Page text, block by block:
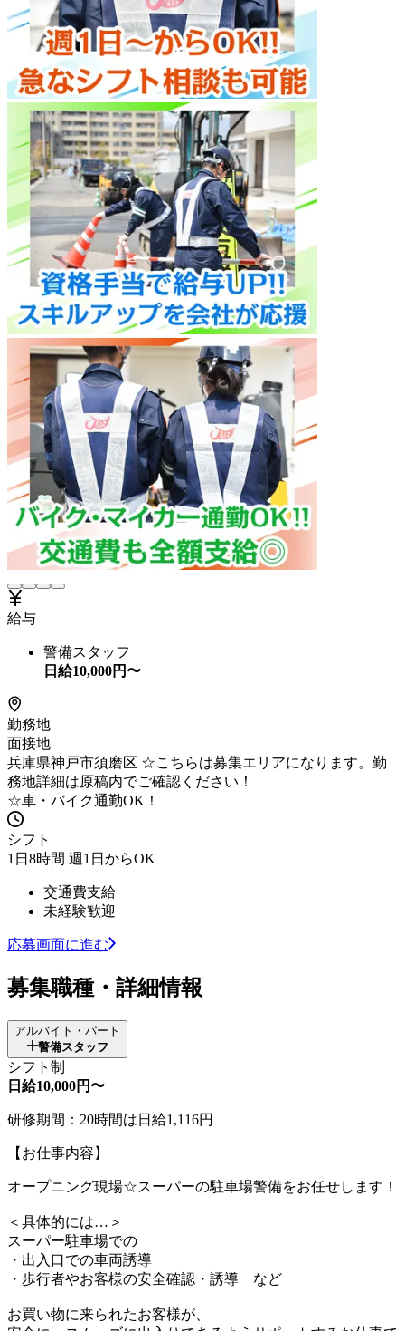
給与
警備スタッフ
日給10,000円〜
勤務地
面接地
兵庫県神戸市須磨区 ☆こちらは募集エリアになります。勤
務地詳細は原稿内でご確認ください！
☆車・バイク通勤OK！
シフト
1日8時間 週1日からOK
交通費支給
未経験歓迎
応募画面に進む
募集職種・詳細情報
アルバイト・パート
警備スタッフ
シフト制
日給10,000円〜
研修期間：20時間は日給1,116円
【お仕事内容】
オープニング現場☆スーパーの駐車場警備をお任せします！
＜具体的には…＞
スーパー駐車場での
・出入口での車両誘導
・歩行者やお客様の安全確認・誘導 など
お買い物に来られたお客様が、